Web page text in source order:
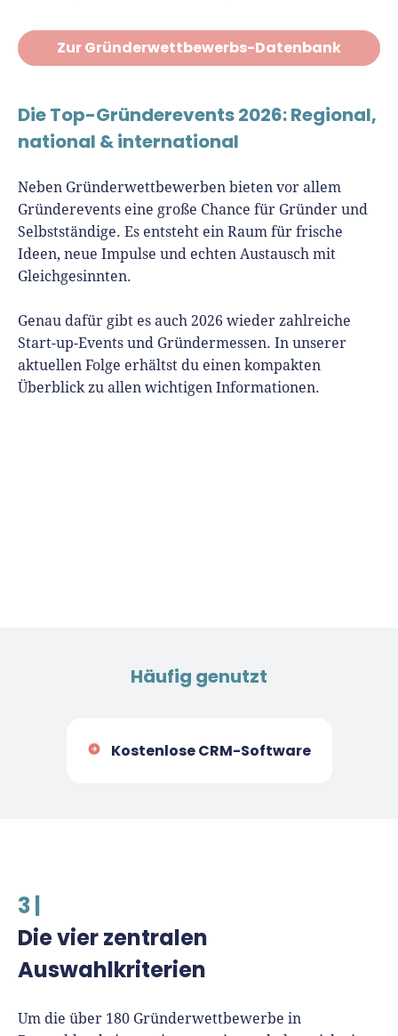
Zur Gründerwettbewerbs-Datenbank
Die Top-Gründerevents 2026: Regional,
national & international
Neben Gründerwettbewerben bieten vor allem
Gründerevents eine große Chance für Gründer und
Selbstständige. Es entsteht ein Raum für frische
Ideen, neue Impulse und echten Austausch mit
Gleichgesinnten.
Genau dafür gibt es auch 2026 wieder zahlreiche
Start-up-Events und Gründermessen. In unserer
aktuellen Folge erhältst du einen kompakten
Überblick zu allen wichtigen Informationen.
Häufig genutzt
Kostenlose CRM-Software
3 |
Die vier zentralen
Auswahlkriterien
Um die über 180 Gründerwettbewerbe in